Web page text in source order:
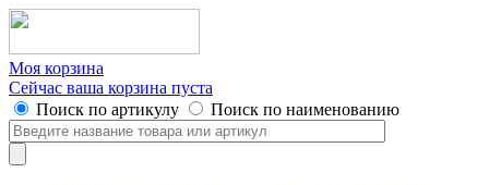
Моя корзина
Сейчас ваша корзина пуста
Поиск по артикулу
Поиск по наименованию